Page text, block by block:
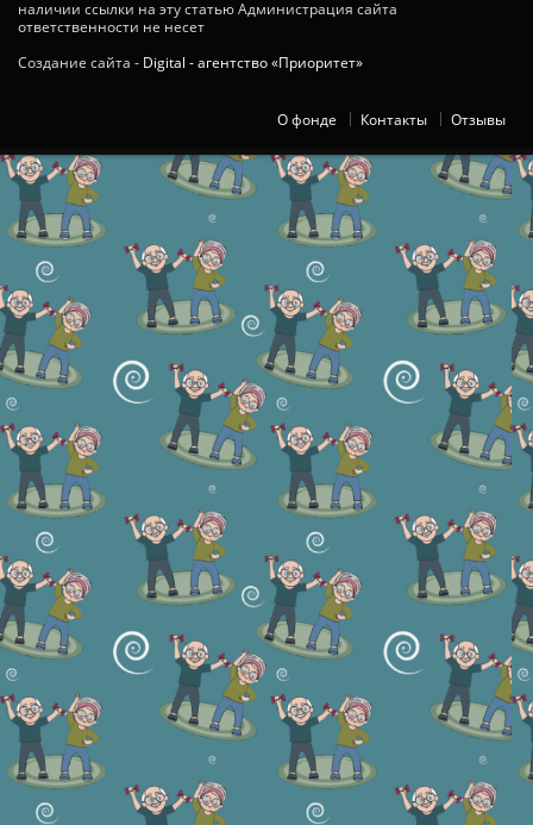
наличии ссылки на эту статью Администрация сайта
ответственности не несет
Создание сайта - Digital - агентство «Приоритет»
О фонде Контакты Отзывы